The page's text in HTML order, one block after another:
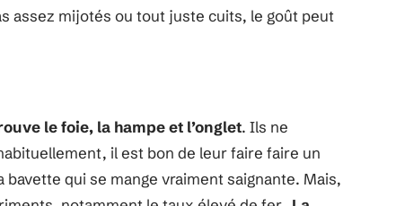
assez mijotés ou tout juste cuits, le goût peut
le foie, la hampe et l’onglet. Ils ne
il est bon de leur faire faire un
qui se mange vraiment saignante. Mais,